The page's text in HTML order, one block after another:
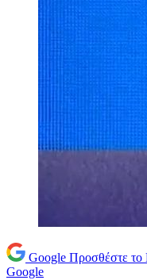
Google Προσθέστε το
Google